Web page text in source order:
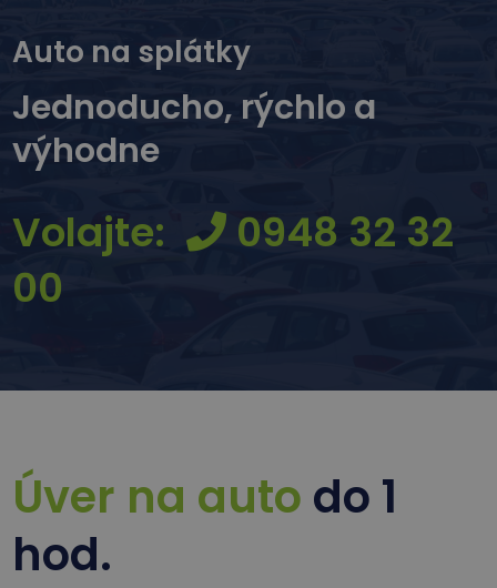
Auto na splátky
Jednoducho, rýchlo a
výhodne
Volajte:
0948 32 32
00
Úver na auto do 1
hod.